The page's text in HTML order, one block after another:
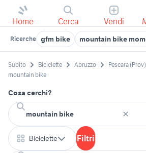
Home Cerca Vendi
Ricerche gfm bike mountain bike
Subito Biciclette Abruzzo Pescara (Prov)
mountain bike
Cosa cerchi?
Biciclette Filtri